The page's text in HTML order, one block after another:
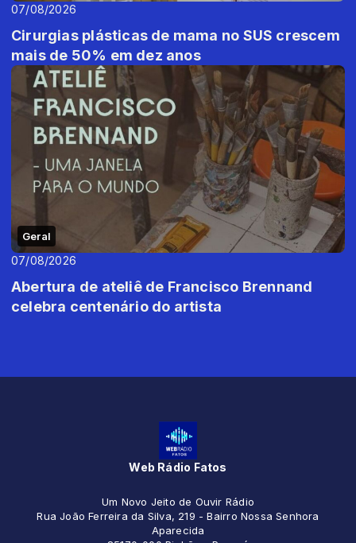
07/08/2026
Cirurgias plásticas de mama no SUS crescem
mais de 50% em dez anos
Geral
07/08/2026
Abertura de ateliê de Francisco Brennand
celebra centenário do artista
Web Rádio Fatos
Um Novo Jeito de Ouvir Rádio
Rua João Ferreira da Silva, 219 - Bairro Nossa Senhora
Aparecida